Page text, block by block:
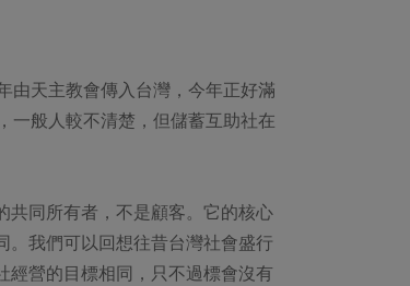
由天主教會傳入台灣，今年正好滿
一般人較不清楚，但儲蓄互助社在
共同所有者，不是顧客。它的核心
。我們可以回想往昔台灣社會盛行
經營的目標相同，只不過標會沒有